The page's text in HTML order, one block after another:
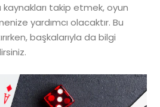
takip etmek, oyun
yardımcı olacaktır. Bu
başkalarıyla da bilgi